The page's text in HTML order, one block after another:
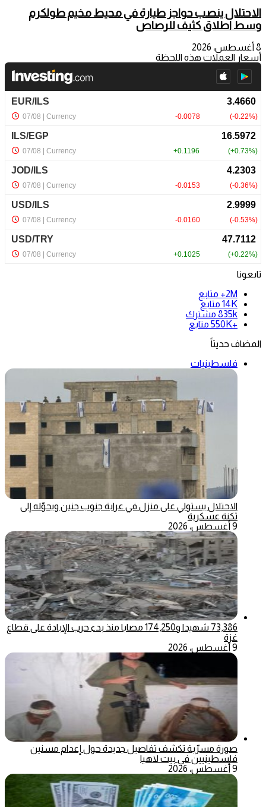
الاحتلال ينصب حواجز طيارة في محيط مخيم طولكرم
وسط اطلاق كثيف للرصاص
8 أغسطس، 2026
أسعار العملات هذه اللحظة
تابعونا
2M+
متابع
14K متابع
835k مشترك
+550K
متابع
المضاف حديثاً
فلسطينيات
الاحتلال يستولي على منزل في عرابة جنوب جنين ويحوّله إلى
ثكنة عسكرية
9 أغسطس، 2026
73,386 شهيدا و174,250 مصابا منذ بدء حرب الإبادة على قطاع
غزة
9 أغسطس، 2026
صورة مسرّبة تكشف تفاصيل جديدة حول إعدام مسنين
فلسطينيين في بيت لاهيا
9 أغسطس، 2026